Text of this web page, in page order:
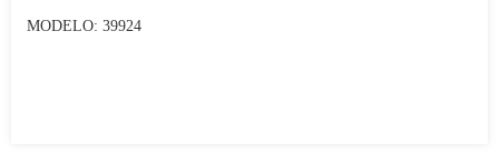
MODELO: 39924